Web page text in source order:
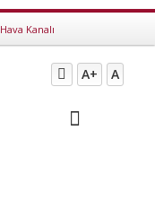
Hava Kanalı
A+ A